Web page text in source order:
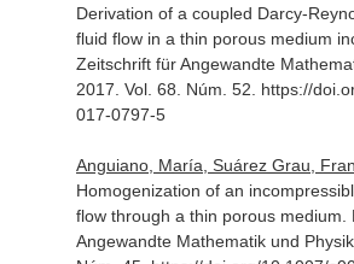
Derivation of a coupled Darcy-
fluid flow in a thin porous medium
Zeitschrift für Angewandte
2017. Vol. 68. Núm. 52. https://
017-0797-5
Anguiano, María, Suárez Grau,
Homogenization of an
flow through a thin porous medium.
Angewandte Mathematik und Physik